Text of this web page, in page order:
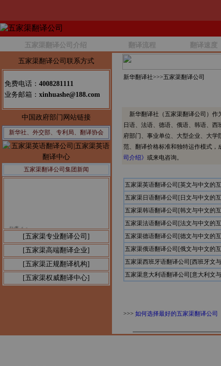
五家渠翻译公司介绍 翻译流程 翻译速度
五家渠翻译公司联系方式
免费电话： 4008281111
业务邮箱： xinhuashe@188.com
中国政府部门网站链接
新华社、外交部、专利局、翻译协会
五家渠翻译公司集团新闻
[五家渠专业翻译公司]
[五家渠高端翻译企业]
[五家渠正规翻译机构]
[五家渠权威翻译中心]
新华翻译社>>>五家渠翻译公司
新华翻译社（五家渠翻译公司）作
日语、法语、德语、俄语、韩语、
府部门、事业单位、大型企业、大
范、翻译价格标准和独特运作模式
司介绍》 或来电咨询。
五家渠英语翻译公司[英文与中文的
五家渠日语翻译公司[日文与中文的
五家渠韩语翻译公司[韩文与中文的
五家渠法语翻译公司[法文与中文的
五家渠德语翻译公司[德文与中文的
五家渠俄语翻译公司[俄文与中文的
五家渠西班牙语翻译公司[西班牙文
五家渠意大利语翻译公司[意大利文
>>> 如何选择最好的五家渠翻译公司